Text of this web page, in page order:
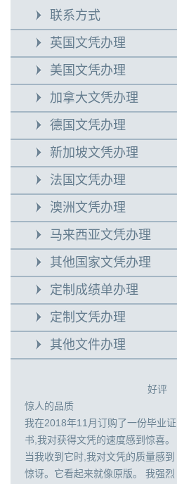
联系方式
英国文凭办理
美国文凭办理
加拿大文凭办理
德国文凭办理
新加坡文凭办理
法国文凭办理
澳洲文凭办理
马来西亚文凭办理
其他国家文凭办理
定制成绩单办理
定制文凭办理
其他文件办理
好评
惊人的品质
我在2018年11月订购了一份毕业证
书,我对获得文凭的速度感到惊喜。
当我收到它时,我对文凭的质量感到
惊讶。它看起来就像原版。 我强烈